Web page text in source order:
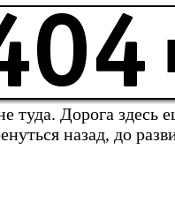
туда. Дорога здесь
назад, до